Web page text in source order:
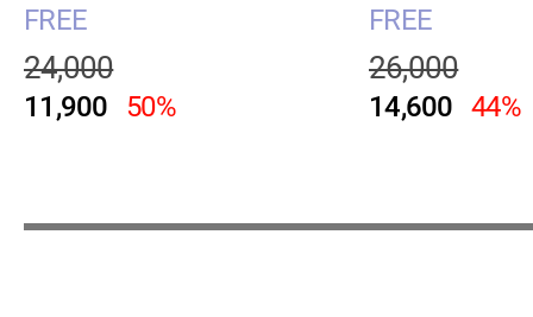
FREE
24,000
11,900 50%
트베이지
FREE
26,000
14,600 44%